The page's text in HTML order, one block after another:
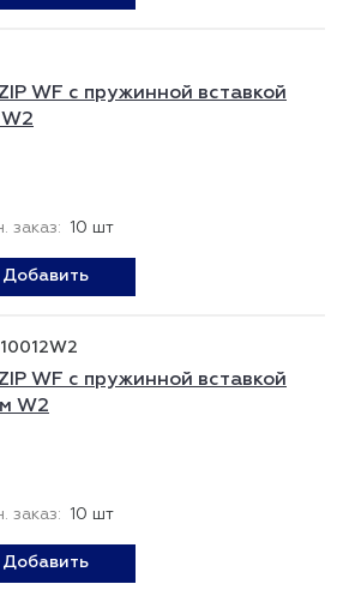
WF с пружинной вставкой
заказ: 10 шт
Добавить
WF с пружинной вставкой
W2
заказ: 10 шт
Добавить